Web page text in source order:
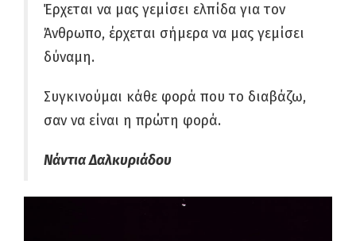
Έρχεται να μας γεμίσει ελπίδα για τον
Άνθρωπο, έρχεται σήμερα να μας γεμίσει
δύναμη.
Συγκινούμαι κάθε φορά που το διαβάζω,
σαν να είναι η πρώτη φορά.
Νάντια Δαλκυριάδου